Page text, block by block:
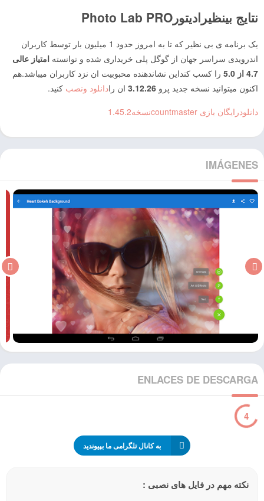
نتایج بینظیرادیتور Photo Lab PRO
یک برنامه ی بی نظیر
که تا به امروز حدود 1 میلیون بار توسط کاربران
اندرویدی سراسر جهان از گوگل پلی خریداری شده و توانسته امتیاز عالی
4.7 از 5.0
را کسب کنداین نشاندهنده محبوبیت ان نزد کاربران میباشد.هم
اکنون میتوانید نسخه جدید پرو 3.12.26 ان رادانلود ونصب کنید.
دانلودرایگان بازی countmasterنسخه1.45.2
IMÁGENES
ENLACES DE DESCARGA
3
به کانال تلگرامی ما بپیوندید
نکته مهم در فایل های نصبی :